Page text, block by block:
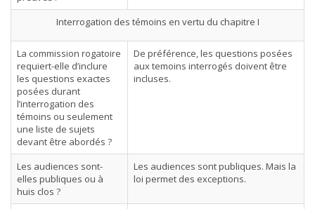
Interrogation des témoins en vertu du chapitre I
La commission rogatoire
requiert-elle d’inclure
les questions exactes
posées durant
l’interrogation des
témoins ou seulement
une liste de sujets
devant être abordés ?
De préférence, les questions posées
aux temoins interrogés doivent être
incluses.
Les audiences sont-
elles publiques ou à
huis clos ?
Les audiences sont publiques. Mais la
loi permet des exceptions.